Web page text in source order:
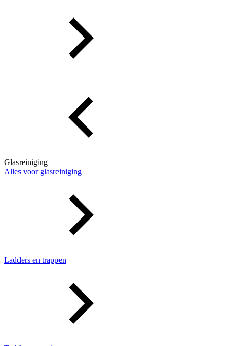
Glasreiniging
Alles voor glasreiniging
Ladders en trappen